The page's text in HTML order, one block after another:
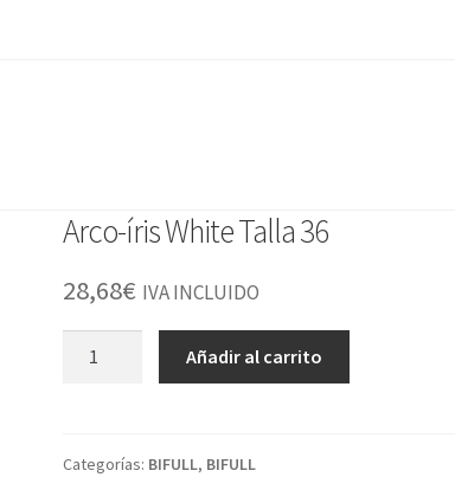
Arco-íris White Talla 36
28,68€ IVA INCLUIDO
36
Añadir al carrito
Categorías: BIFULL, BIFULL